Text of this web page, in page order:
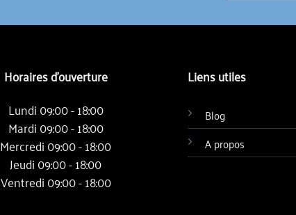
Horaires d'ouverture
Lundi 09:00 - 18:00
Mardi 09:00 - 18:00
Mercredi 09:00 - 18:00
Jeudi 09:00 - 18:00
Ventredi 09:00 - 18:00
Liens utiles
Blog
A propos